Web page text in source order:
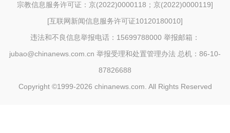
宗教信息服务许可证：京(2022)0000118；京(2022)0000119]
[互联网新闻信息服务许可证10120180010]
违法和不良信息举报电话：15699788000 举报邮箱：
jubao@chinanews.com.cn 举报受理和处置管理办法 总机：86-10-
87826688
Copyright ©1999-2026 chinanews.com. All Rights Reserved